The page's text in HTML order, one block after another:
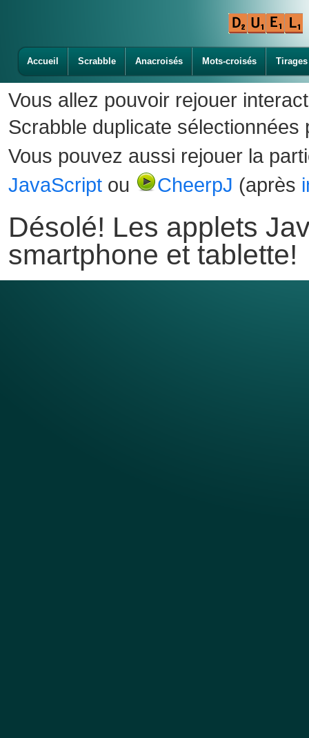
Accueil Scrabble Anacroisés Mots-croisés Tirages
Vous allez pouvoir rejouer
Scrabble duplicate sélectionnées
Vous pouvez aussi rejouer la
JavaScript ou CheerpJ (après
Désolé! Les applets
smartphone et tablette!